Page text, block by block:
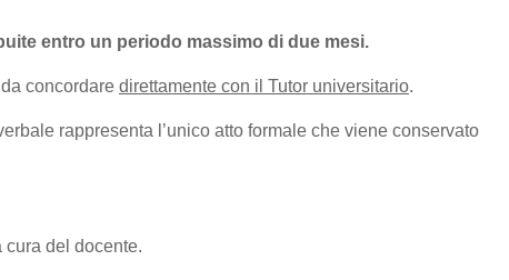
entro un periodo massimo di due mesi.
da concordare direttamente con il Tutor universitario.
rappresenta l’unico atto formale che viene conservato
cura del docente.